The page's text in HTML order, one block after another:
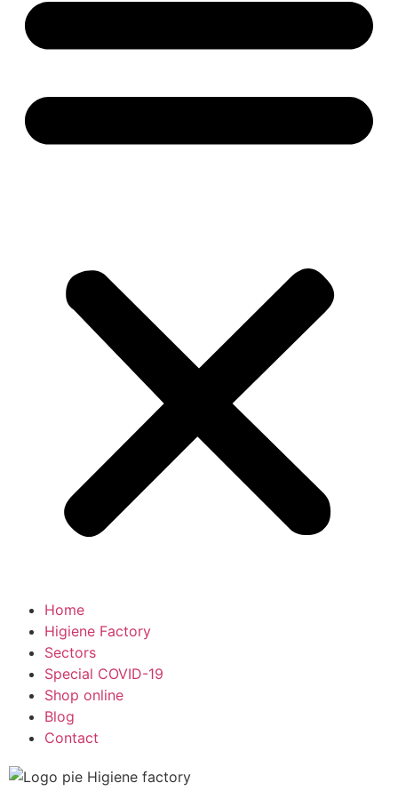
Home
Higiene Factory
Sectors
Special COVID-19
Shop online
Blog
Contact